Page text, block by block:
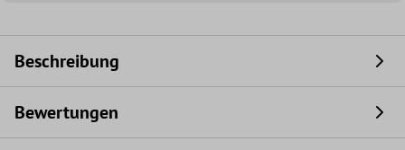
Beschreibung
Bewertungen